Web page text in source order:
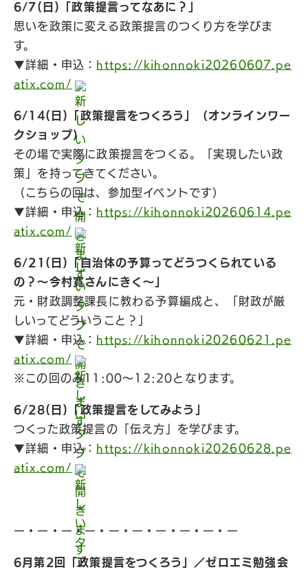
6/7(日)「政策提言ってなあに？」
思いを政策に変える政策提言のつくり方を学びま
す。
▼詳細・申込： https://kihonnoki20260607.pe
atix.com/
6/14(日)「政策提言をつくろう」（オンラインワー
クショップ）
その場で実際に政策提言をつくる。「実現したい政
策」を持ってきてください。
（こちらの回は、参加型イベントです）
▼詳細・申込： https://kihonnoki20260614.pe
atix.com/
6/21(日)「自治体の予算ってどうつくられている
の？〜今村寛さんにきく〜」
元・財政調整課長に教わる予算編成と、「財政が厳
しいってどういうこと？」
▼詳細・申込： https://kihonnoki20260621.pe
atix.com/
※この回のみ11:00〜12:20となります。
6/28(日)「政策提言をしてみよう」
つくった政策提言の「伝え方」を学びます。
▼詳細・申込： https://kihonnoki20260628.pe
atix.com/
ー・ー・ー・ー・ー・ー・ー・ー・ー・ー
6月第2回「政策提言をつくろう」／ゼロエミ勉強会